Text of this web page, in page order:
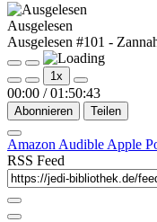
Ausgelesen
Ausgelesen #101 -
Play
Episode
Pause
Episode
1x
00:00 / 01:50:43
Abonnieren Teilen
Amazon Audible Apple
RSS Feed